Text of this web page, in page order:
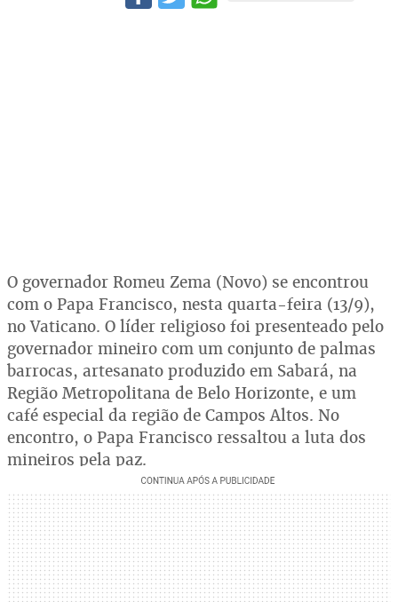
O governador Romeu Zema (Novo) se encontrou
com o Papa Francisco, nesta quarta-feira (13/9),
no Vaticano. O líder religioso foi presenteado pelo
governador mineiro com um conjunto de palmas
barrocas, artesanato produzido em Sabará, na
Região Metropolitana de Belo Horizonte, e um
café especial da região de Campos Altos. No
encontro, o Papa Francisco ressaltou a luta dos
mineiros pela paz.